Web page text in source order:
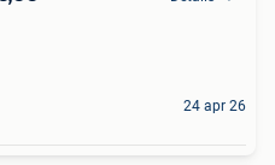
24 apr 26